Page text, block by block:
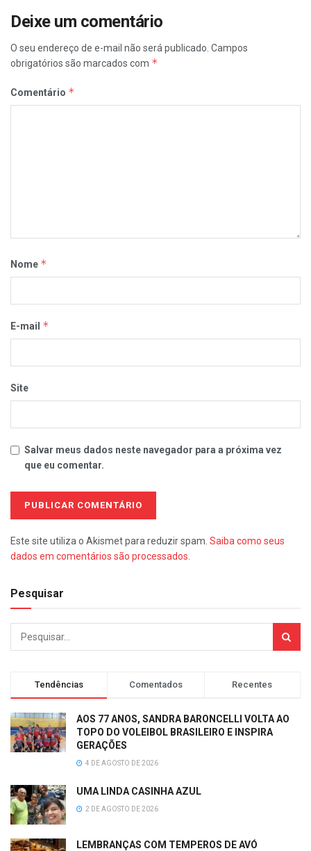
Deixe um comentário
O seu endereço de e-mail não será publicado. Campos
obrigatórios são marcados com *
Comentário *
Nome *
E-mail *
Site
Salvar meus dados neste navegador para a próxima vez
que eu comentar.
Este site utiliza o Akismet para reduzir spam. Saiba como seus
dados em comentários são processados
Pesquisar
Tendências Comentados Recentes
AOS 77 ANOS, SANDRA BARONCELLI VOLTA AO
TOPO DO VOLEIBOL BRASILEIRO E INSPIRA
GERAÇÕES
4 DE AGOSTO DE 2026
UMA LINDA CASINHA AZUL
2 DE AGOSTO DE 2026
LEMBRANÇAS COM TEMPEROS DE AVÓ